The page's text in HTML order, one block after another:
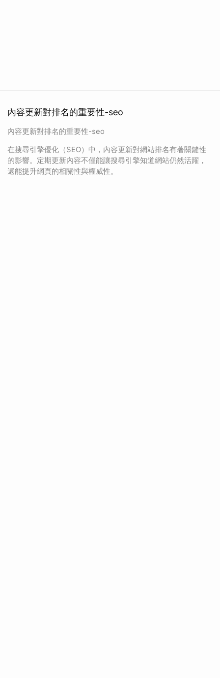
內容更新對排名的重要性-seo
內容更新對排名的重要性-seo
在搜尋引擎優化（SEO）中，內容更新對網站排名有著關鍵性
的影響。定期更新內容不僅能讓搜尋引擎知道網站仍然活躍，
還能提升網頁的相關性與權威性。